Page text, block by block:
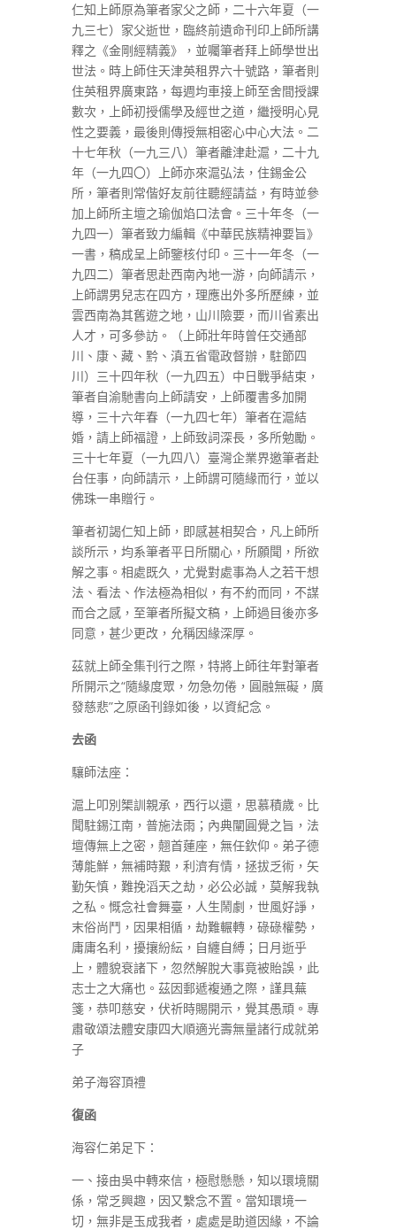
仁知上師原為筆者家父之師，二十六年夏（一
九三七）家父逝世，臨終前遺命刊印上師所講
釋之《金剛經精義》，並囑筆者拜上師學世出
世法。時上師住天津英租界六十號路，筆者則
住英租界廣東路，每週均車接上師至舍間授課
數次，上師初授儒學及經世之道，繼授明心見
性之要義，最後則傳授無相密心中心大法。二
十七年秋（一九三八）筆者離津赴滬，二十九
年（一九四〇）上師亦來滬弘法，住錫金公
所，筆者則常偕好友前往聽經請益，有時並參
加上師所主壇之瑜伽焰口法會。三十年冬（一
九四一）筆者致力編輯《中華民族精神要旨》
一書，稿成呈上師鑒核付印。三十一年冬（一
九四二）筆者思赴西南內地一游，向師請示，
上師謂男兒志在四方，理應出外多所歷練，並
雲西南為其舊遊之地，山川險要，而川省素出
人才，可多參訪。（上師壯年時曾任交通部
川、康、藏、黔、滇五省電政督辦，駐節四
川）三十四年秋（一九四五）中日戰爭結束，
筆者自渝馳書向上師請安，上師覆書多加開
導，三十六年春（一九四七年）筆者在滬結
婚，請上師福證，上師致詞深長，多所勉勵。
三十七年夏（一九四八）臺灣企業界邀筆者赴
台任事，向師請示，上師謂可隨緣而行，並以
佛珠一串贈行。
筆者初謁仁知上師，即感甚相契合，凡上師所
談所示，均系筆者平日所關心，所願聞，所欲
解之事。相處既久，尤覺對處事為人之若干想
法、看法、作法極為相似，有不約而同，不謀
而合之感，至筆者所擬文稿，上師過目後亦多
同意，甚少更改，允稱因緣深厚。
茲就上師全集刊行之際，特將上師往年對筆者
所開示之“隨緣度眾，勿急勿倦，圓融無礙，廣
發慈悲”之原函刊錄如後，以資紀念。
去函
驤師法座：
滬上叩別榘訓親承，西行以還，思慕積歲。比
聞駐錫江南，普施法雨；內典闡圓覺之旨，法
壇傳無上之密，翹首蓮座，無任欽仰。弟子德
薄能鮮，無補時艱，利濟有情，拯拔乏術，矢
勤矢慎，難挽滔天之劫，必公必誠，莫解我執
之私。慨念社會舞臺，人生鬧劇，世風好諍，
末俗尚鬥，因果相循，劫難輾轉，碌碌權勢，
庸庸名利，擾攘紛紜，自纏自縛；日月逝乎
上，體貌衰諸下，忽然解脫大事竟被貽誤，此
志士之大痛也。茲因郵遞複通之際，謹具蕪
箋，恭叩慈安，伏祈時賜開示，覺其愚頑。專
肅敬頌法體安康四大順適光壽無量諸行成就弟
子
弟子海容頂禮
復函
海容仁弟足下：
一、接由吳中轉來信，極慰懸懸，知以環境關
係，常乏興趣，因又繫念不置。當知環境一
切，無非是玉成我者，處處是助道因緣，不論